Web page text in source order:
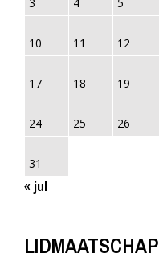
10 11 12
17 18 19
24 25 26
31
« jul
LIDMAATSCHAP